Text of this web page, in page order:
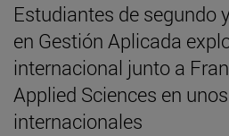
Estudiantes de segundo
en Gestión Aplicada
internacional junto a
Applied Sciences en
internacionales